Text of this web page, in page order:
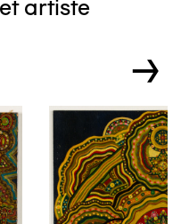
artiste
→